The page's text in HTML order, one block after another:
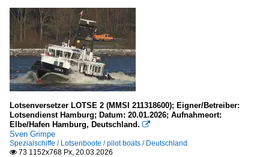
3-Master
S
4- und mehr Master
P
Sonstiges
Galerien
Lotsenversetzer LOTSE 2 (MMSI 211318600); Eigner/Betreiber:
Lotsendienst Hamburg; Datum: 20.01.2026; Aufnahmeort:
Elbe/Hafen Hamburg, Deutschland. 
Sven Grimpe
Spezialschiffe / Lotsenboote / pilot boats / Deutschland
 73 1152x768 Px, 20.03.2026